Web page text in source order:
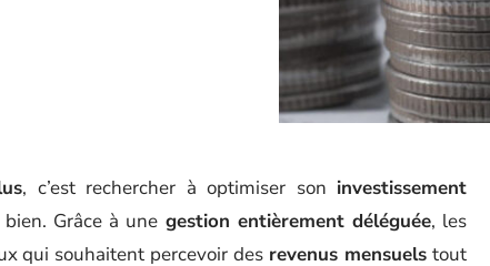
, c’est rechercher à optimiser son investissement
Grâce à une gestion entièrement déléguée, les
qui souhaitent percevoir des revenus mensuels tout